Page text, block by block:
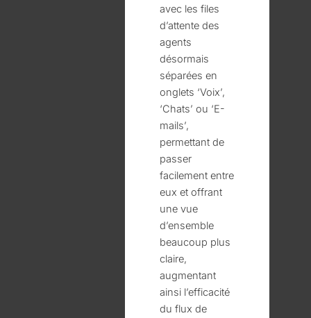
avec les files
d’attente des
agents
désormais
séparées en
onglets ‘Voix’,
‘Chats’ ou ‘E-
mails’,
permettant de
passer
facilement entre
eux et offrant
une vue
d’ensemble
beaucoup plus
claire,
augmentant
ainsi l’efficacité
du flux de